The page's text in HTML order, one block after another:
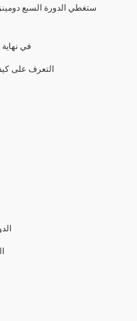
ستغطي الدورة السبع
في
التعرف على